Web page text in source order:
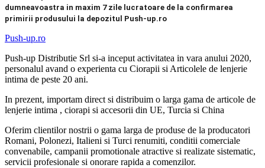
dumneavoastra in maxim 7 zile lucratoare de la confirmarea
primirii produsului la depozitul Push-up.ro
Push-up.ro
Push-up Distributie Srl si-a inceput activitatea in vara anului 2020,
personalul avand o experienta cu Ciorapii si Articolele de lenjerie
intima de peste 20 ani.
In prezent, importam direct si distribuim o larga gama de articole de
lenjerie intima , ciorapi si accesorii din UE, Turcia si China
Oferim clientilor nostrii o gama larga de produse de la producatori
Romani, Polonezi, Italieni si Turci renumiti, conditii comerciale
convenabile, campanii promotionale atractive si realizate sistematic,
servicii profesionale si onorare rapida a comenzilor.